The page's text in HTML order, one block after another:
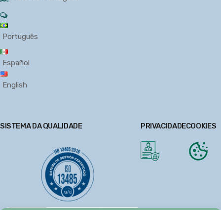
Português
Español
English
SISTEMA DA QUALIDADE PRIVACIDADECOOKIES